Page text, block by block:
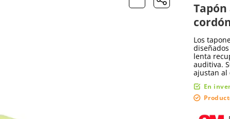
Tapón
Los
lenta
auditiva.
ajustan al
En